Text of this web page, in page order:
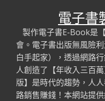
電子書
製作電子書E-Book是
會。電子書出版無風險
白手起家），透過網路
人創造了【年收入三百
版】是時代的趨勢，人
路銷售賺錢！本網站提